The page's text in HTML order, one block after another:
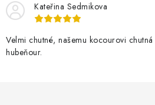
k
v
ý
Kateřina Sedmikova
Velmi chutné, našemu kocourovi
hubeňour.